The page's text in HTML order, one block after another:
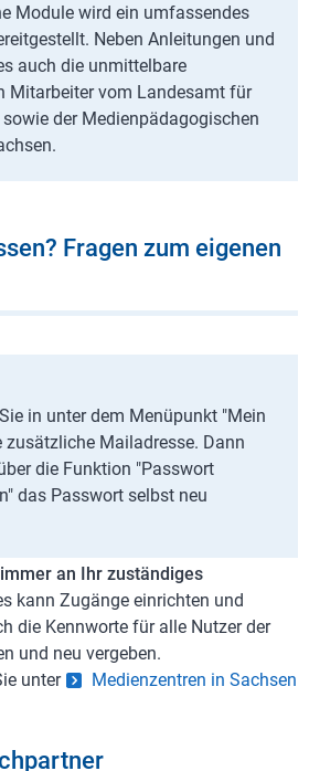
Module wird ein umfassendes
Neben Anleitungen und
auch die unmittelbare
Mitarbeiter vom Landesamt für
der Medienpädagogischen
Fragen zum eigenen
in unter dem Menüpunkt "Mein
zusätzliche Mailadresse. Dann
die Funktion "Passwort
das Passwort selbst neu
an Ihr zuständiges
kann Zugänge einrichten und
die Kennworte für alle Nutzer der
und neu vergeben.
unter
Medienzentren in Sachsen